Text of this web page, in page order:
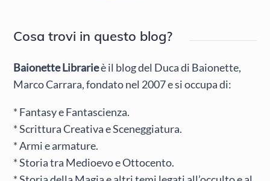
Cosa trovi in questo blog?
Baionette Librarieè il blog del Duca di Baionette,
Marco Carrara, fondato nel 2007 e si occupa di:
* Fantasy e Fantascienza.
* Scrittura Creativa e Sceneggiatura.
* Armi e armature.
* Storia tra Medioevo e Ottocento.